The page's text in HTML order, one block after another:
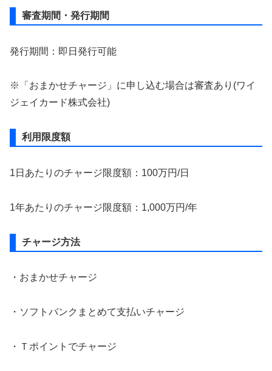
審査期間・発行期間
発行期間：即日発行可能
※「おまかせチャージ」に申し込む場合は審査あり(ワイ
ジェイカード株式会社)
利用限度額
1日あたりのチャージ限度額：100万円/日
1年あたりのチャージ限度額：1,000万円/年
チャージ方法
・おまかせチャージ
・ソフトバンクまとめて支払いチャージ
・Ｔポイントでチャージ